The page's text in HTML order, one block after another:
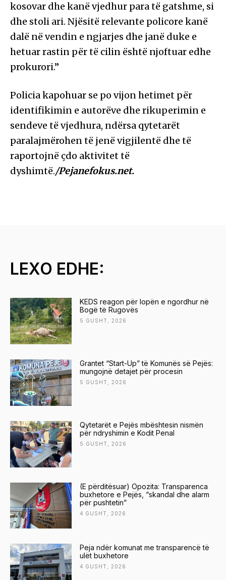
kosovar dhe kanë vjedhur para të gatshme, si
dhe stoli ari. Njësitë relevante policore kanë
dalë në vendin e ngjarjes dhe janë duke e
hetuar rastin për të cilin është njoftuar edhe
prokurori.”
Policia kapohuar se po vijon hetimet për
identifikimin e autorëve dhe rikuperimin e
sendeve të vjedhura, ndërsa qytetarët
paralajmërohen të jenë vigjilentë dhe të
raportojnë çdo aktivitet të
dyshimtë./Pejanefokus.net.
LEXO EDHE:
KEDS reagon për lopën e ngordhur në
Bogë të Rugovës
5 GUSHT, 2026
Grantet “Start-Up” të Komunës së Pejës:
mungojnë detajet për procesin
5 GUSHT, 2026
Qytetarët e Pejës mbështesin nismën
për ndryshimin e Kodit Penal
5 GUSHT, 2026
(E përditësuar) Opozita: Transparenca
buxhetore e Pejës, “skandal dhe alarm
për pushtetin”
4 GUSHT, 2026
Peja ndër komunat me transparencë të
ulët buxhetore
4 GUSHT, 2026